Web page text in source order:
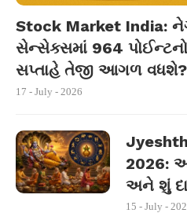
Stock Market India:
સેન્સેક્સમાં 964
સપ્તાહે તેજી આગળ વધશે?
17 - July - 2026
2026:
અને શું
15 - July -